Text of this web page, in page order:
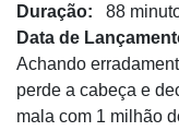
Duração:
88
Data de
Achando
perde a cabeça e
mala com 1 milhão